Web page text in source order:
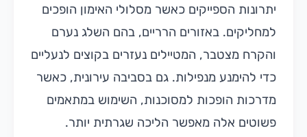
יתרונות הספייקים כאשר מסלולי האימון הופכים
למחליקים. באזורים הרריים, בהם השלג נערם
והקרח מצטבר, המטיילים נעזרים בקוצים לנעליים
כדי להימנע מנפילות. גם בסביבה עירונית, כאשר
מדרכות הופכות למסוכנות, השימוש במתאמים
פשוטים אלה מאפשר הליכה שגרתית יותר.